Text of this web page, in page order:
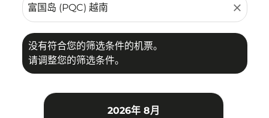
close
没有符合您的筛选条件的机票。
请调整您的筛选条件。
2026年 8月